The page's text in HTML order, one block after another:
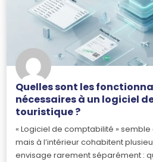
Quelles sont les
nécessaires à un logiciel
touristique ?
« Logiciel de comptabilité »
mais à l’intérieur cohabitent
envisage rarement séparément :